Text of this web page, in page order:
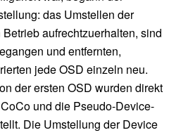
das Umstellen der
aufrechtzuerhalten, sind
und entfernten,
jede OSD einzeln neu.
der ersten OSD wurden direkt
und die Pseudo-Device-
Die Umstellung der Device